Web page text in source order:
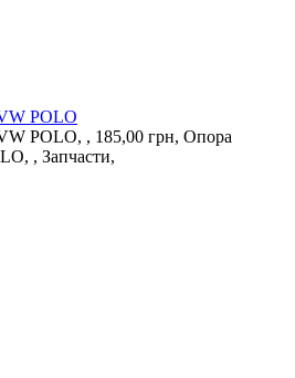
POLO
POLO, , 185,00 грн, Опора
, Запчасти,